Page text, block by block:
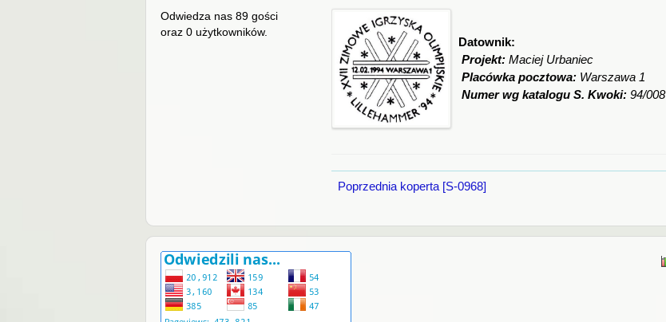
Odwiedza nas 89 gości
oraz 0 użytkowników.
Datownik:
Projekt: Maciej Urbaniec
Placówka pocztowa: Warszawa 1
Numer wg katalogu S. Kwoki: 94/008
Poprzednia koperta [S-0968]